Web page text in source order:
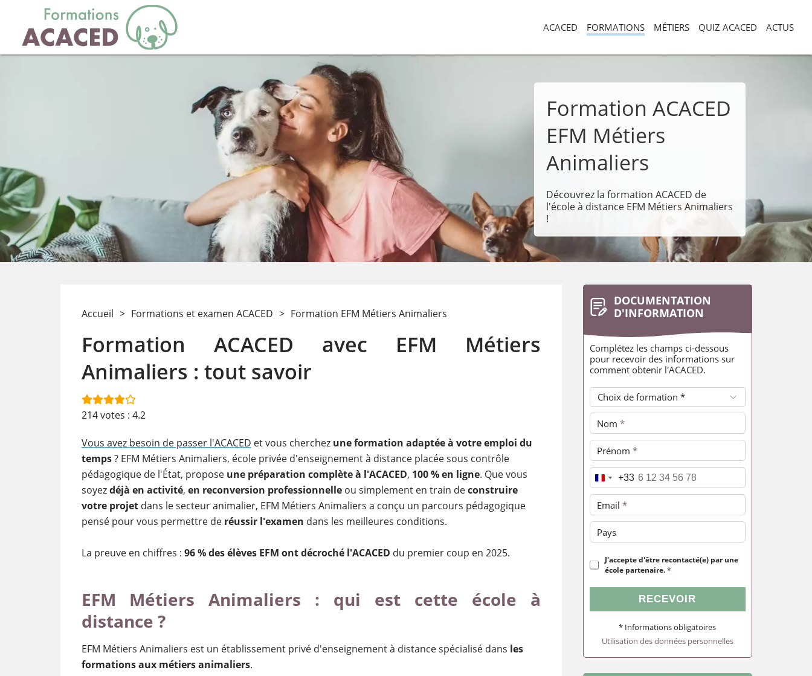
ACACED FORMATIONS MÉTIERS QUIZ ACACED ACTUS
Formation ACACED
EFM Métiers
Animaliers
Découvrez la formation ACACED de
l'école à distance EFM Métiers Animaliers
!
Accueil > Formations et examen ACACED > Formation EFM Métiers Animaliers
Formation ACACED avec EFM Métiers
Animaliers : tout savoir
214votes : 4.2
Vous avez besoin de passer l'ACACED et vous cherchez une formation adaptée à votre emploi du
temps? EFM Métiers Animaliers, école privée d'enseignement à distance placée sous contrôle
pédagogique de l'État, propose une préparation complète à l'ACACED, 100 % en ligne. Que vous
soyezdéjà en activité, en reconversion professionnelleou simplement en train deconstruire
votre projetdans le secteur animalier, EFM Métiers Animaliers a conçu un parcours pédagogique
pensé pour vous permettre de réussir l'examen dans les meilleures conditions.
La preuve en chiffres : 96 % des élèves EFM ont décroché l'ACACED du premier coup en 2025.
EFM Métiers Animaliers : qui est cette école à
distance ?
EFM Métiers Animaliers est un établissement privé d'enseignement à distance spécialisé dans les
formations aux métiers animaliers.
DOCUMENTATION
D'INFORMATION
Complétez les champs ci-dessous
pour recevoir des informations sur
comment obtenir l'ACACED.
Choix de formation *
Nom *
Prénom *
Téléphone*
+33
Email *
Pays
J'accepte d'être recontacté(e) par une
école partenaire.*
RECEVOIR
* Informations obligatoires
Utilisation des données personnelles